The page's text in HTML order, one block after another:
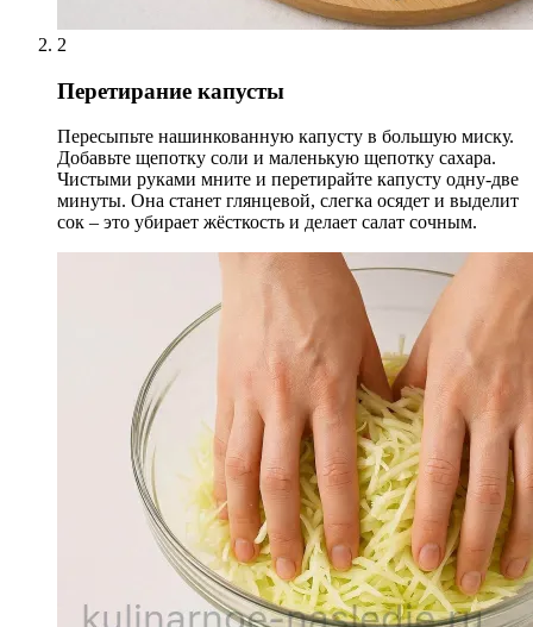
2
Перетирание капусты
Пересыпьте нашинкованную капусту в большую миску.
Добавьте щепотку соли и маленькую щепотку сахара.
Чистыми руками мните и перетирайте капусту одну-две
минуты. Она станет глянцевой, слегка осядет и выделит
сок – это убирает жёсткость и делает салат сочным.